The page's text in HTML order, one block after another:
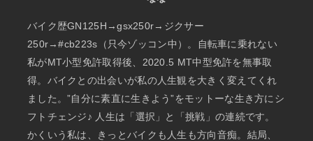
バイク歴GN125H→gsx250r→ジクサー
250r→#cb223s（只今ゾッコン中）。自転車に乗れない
私がMT小型免許取得後、2020.5 MT中型免許を無事取
得。バイクとの出会いが私の人生観を大きく変えてくれ
ました。”自分に素直に生きよう”をモットーな生き方にシ
フトチェンジ♪ 人生は「選択」と「挑戦」の連続です。
かくいう私は、きっとバイクも人生も方向音痴。結局、